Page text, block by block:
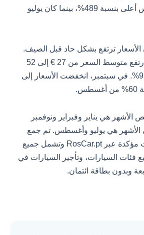
الأسعار في أغسطس أعلى بنسبة 489%، بينما كان يوليو
ترتفع بشكل حاد قبل الصيف.
من مايو إلى يوليو، ارتفع متوسط السعر من 27 € إلى 52
€، أي زيادة بنسبة 93%. في سبتمبر، انخفضت الأسعار إلى
الأشهر هي يناير وفبراير ونوفمبر
الأشهر هي يوليو وأغسطس. تم جمع
الأسعار من حجوزات مؤكدة عبر RosCar.pt وتشمل جميع
فئات السيارات، وتأجير السيارات في
وبدون بطاقة ائتمان.